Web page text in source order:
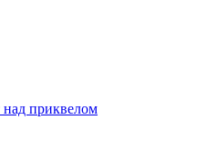
приквелом